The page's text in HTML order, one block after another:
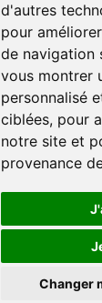
d'autres
pour
de navigation
vous montrer
personnalisé
ciblées, pour
notre site et
provenance
Changer
Suivez-nous
Rejoignez nos
Nous
© DomusVi
Mentions